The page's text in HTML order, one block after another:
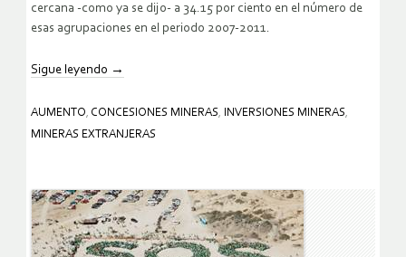
cercana -como ya se dijo- a 34.15 por ciento en el número de
esas agrupaciones en el periodo 2007-2011.
Sigue leyendo →
AUMENTO CONCESIONES MINERAS INVERSIONES MINERAS
MINERAS EXTRANJERAS